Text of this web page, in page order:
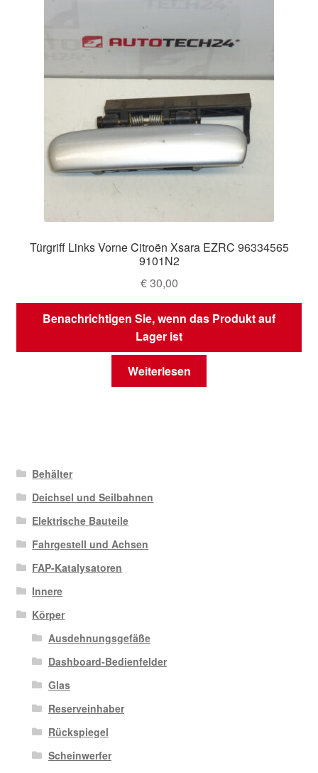
Türgriff Links Vorne Citroën Xsara EZRC 96334565
9101N2
€30,00
Benachrichtigen Sie, wenn das Produkt auf
Lager ist
Weiterlesen
Behälter
Deichsel und Seilbahnen
Elektrische Bauteile
Fahrgestell und Achsen
FAP-Katalysatoren
Innere
Körper
Ausdehnungsgefäße
Dashboard-Bedienfelder
Glas
Reserveinhaber
Rückspiegel
Scheinwerfer